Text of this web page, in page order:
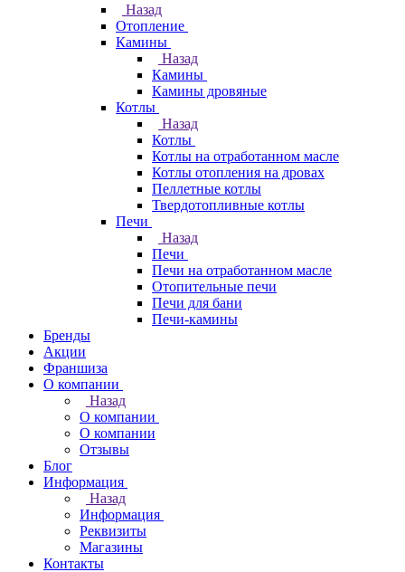
Назад
Отопление
Камины
Назад
Камины
Камины дровяные
Котлы
Назад
Котлы
Котлы на отработанном масле
Котлы отопления на дровах
Пеллетные котлы
Твердотопливные котлы
Печи
Назад
Печи
Печи на отработанном масле
Отопительные печи
Печи для бани
Печи-камины
Бренды
Акции
Франшиза
О компании
Назад
О компании
О компании
Отзывы
Блог
Информация
Назад
Информация
Реквизиты
Магазины
Контакты